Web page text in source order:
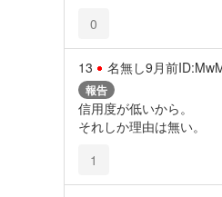
0
13 名無し9月前
報告
信用度が低いから。
それしか理由は無い。
1